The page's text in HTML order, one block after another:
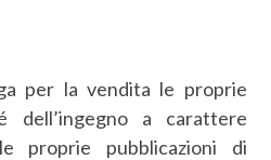
per la vendita le proprie
dell’ingegno a carattere
proprie pubblicazioni di